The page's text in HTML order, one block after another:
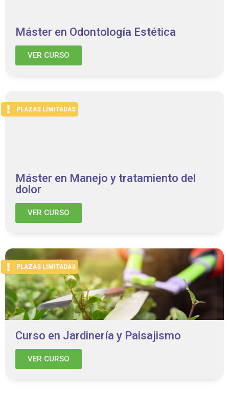
Máster en Odontología Estética
VER CURSO
PLAZAS LIMITADAS
Máster en Manejo y tratamiento del
dolor
VER CURSO
PLAZAS LIMITADAS
Curso en Jardinería y Paisajismo
VER CURSO